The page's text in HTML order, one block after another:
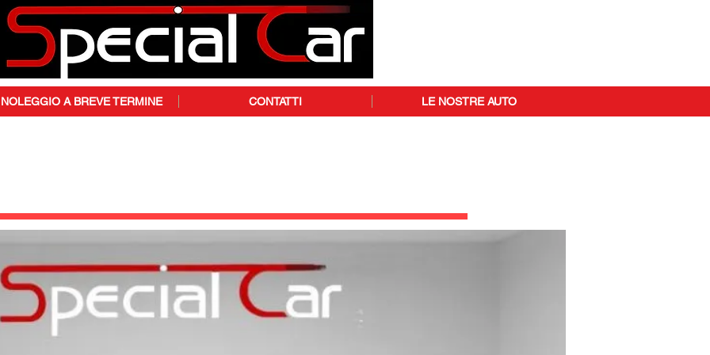
NOLEGGIO A BREVE TERMINE CONTATTI LE NOSTRE AUTO